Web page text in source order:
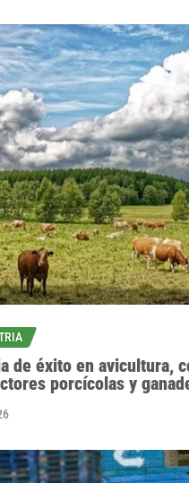
de éxito en avicultura,
porcícolas y